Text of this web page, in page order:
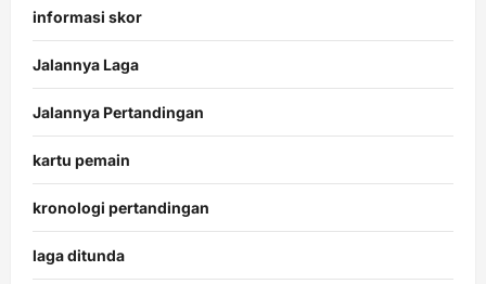
informasi skor
Jalannya Laga
Jalannya Pertandingan
kartu pemain
kronologi pertandingan
laga ditunda